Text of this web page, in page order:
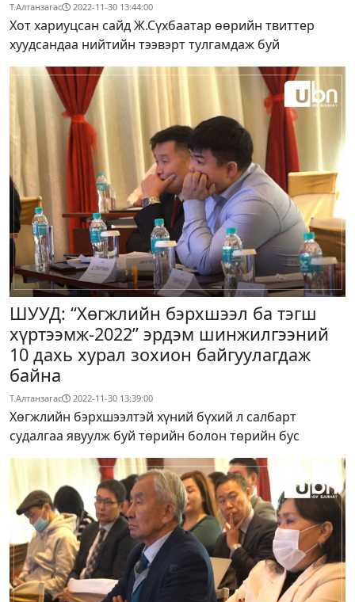
Т.Алтанзагас 2022-11-30 13:44:00
Хот хариуцсан сайд Ж.Сүхбаатар өөрийн твиттер
хуудсандаа нийтийн тээвэрт тулгамдаж буй
ШУУД: “Хөгжлийн бэрхшээл ба тэгш
хүртээмж-2022” эрдэм шинжилгээний
10 дахь хурал зохион байгуулагдаж
байна
Т.Алтанзагас 2022-11-30 13:39:00
Хөгжлийн бэрхшээлтэй хүний бүхий л салбарт
судалгаа явуулж буй төрийн болон төрийн бус